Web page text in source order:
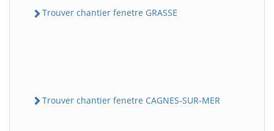
Trouver chantier fenetre GRASSE
Trouver chantier fenetre CAGNES-SUR-MER